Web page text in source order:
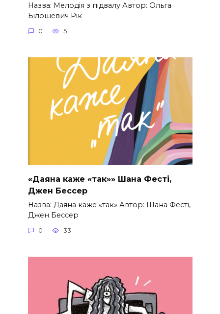
Назва: Мелодія з підвалу Автор: Ольга
Білошевич Рік
0 5
«Даяна каже «так»» Шана Фесті,
Джен Бессер
Назва: Даяна каже «так» Автор: Шана Фесті,
Джен Бессер
0 33